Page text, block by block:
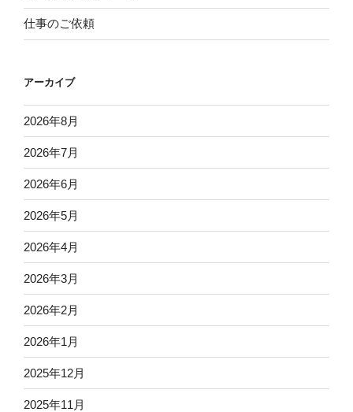
仕事のご依頼
アーカイブ
2026年8月
2026年7月
2026年6月
2026年5月
2026年4月
2026年3月
2026年2月
2026年1月
2025年12月
2025年11月